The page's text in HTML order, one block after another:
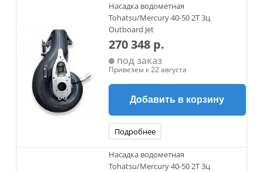
Насадка водометная
Tohatsu/Mercury 40-50 2Т 3ц
Outboard Jet
270 348 р.
под заказ
Привезем к 22 августа
Добавить в корзину
Подробнее
Насадка водометная
Tohatsu/Mercury 40-50 2Т 3ц